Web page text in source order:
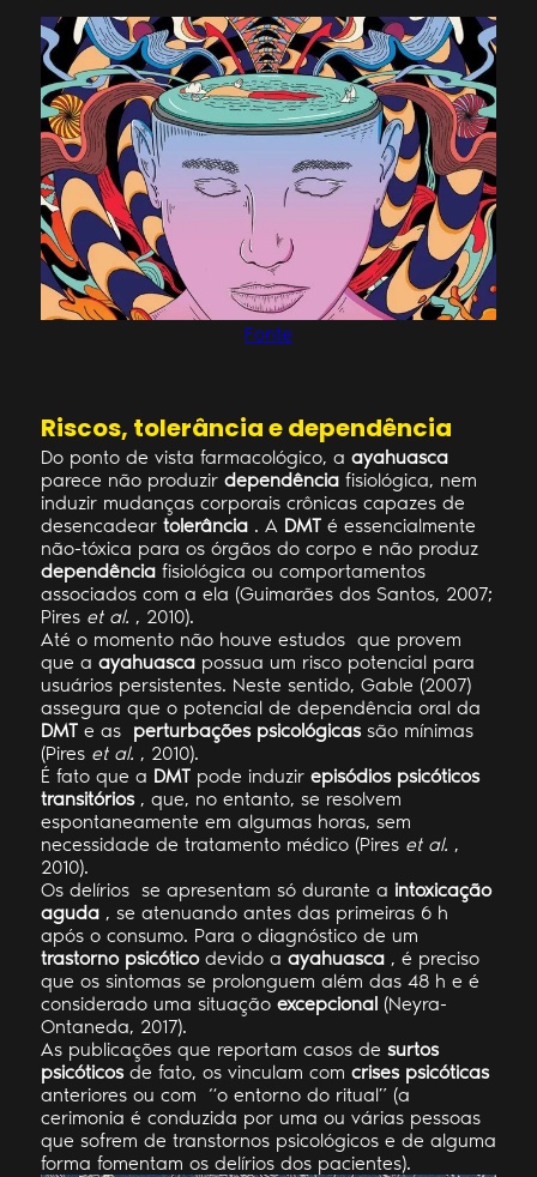
Fonte
Riscos, tolerância e dependência
Do ponto de vista farmacológico, a ayahuasca
parece não produzir dependênciafisiológica, nem
induzir mudanças corporais crônicas capazes de
desencadear tolerância. A DMTé essencialmente
não-tóxica para os órgãos do corpo e não produz
dependênciafisiológica ou comportamentos
associados com a ela (Guimarães dos Santos, 2007;
Pires et al. , 2010).
Até o momento não houve estudos que provem
que a ayahuascapossua um risco potencial para
usuários persistentes. Neste sentido, Gable (2007)
assegura que o potencial de dependência oral da
DMTe as perturbações psicológicassão mínimas
(Pires et al. , 2010).
É fato que a DMTpode induzir episódios psicóticos
transitórios, que, no entanto, se resolvem
espontaneamente em algumas horas, sem
necessidade de tratamento médico (Pires et al. ,
2010).
Os delírios se apresentam só durante a intoxicação
aguda, se atenuando antes das primeiras 6 h
após o consumo. Para o diagnóstico de um
trastorno psicóticodevido a ayahuasca, é preciso
que os sintomas se prolonguem além das 48 h e é
considerado uma situação excepcional(Neyra-
Ontaneda, 2017).
As publicações que reportam casos de surtos
psicóticosde fato, os vinculam com crises psicóticas
anteriores ou com “o entorno do ritual” (a
cerimonia é conduzida por uma ou várias pessoas
que sofrem de transtornos psicológicos e de alguma
forma fomentam os delírios dos pacientes).